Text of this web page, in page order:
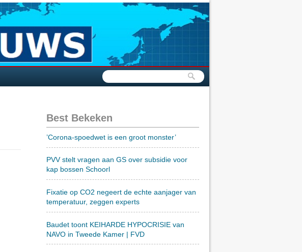
Best Bekeken
’Corona-spoedwet is een groot monster’
PVV stelt vragen aan GS over subsidie voor
kap bossen Schoorl
Fixatie op CO2 negeert de echte aanjager van
temperatuur, zeggen experts
Baudet toont KEIHARDE HYPOCRISIE van
NAVO in Tweede Kamer | FVD